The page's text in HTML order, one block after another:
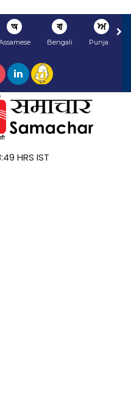
অ বা
Bengali
ਅ
Punjabi
HRS IST